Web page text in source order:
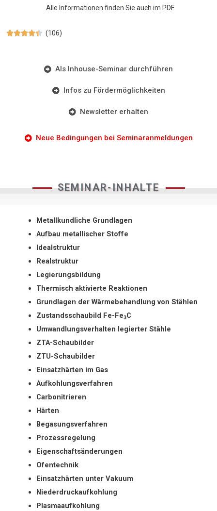
Alle Informationen finden Sie auch im PDF.
 (106)
Als Inhouse-Seminar durchführen
Infos zu Fördermöglichkeiten
Newsletter erhalten
Neue Bedingungen bei Seminaranmeldungen
SEMINAR-INHALTE
Metallkundliche Grundlagen
Aufbau metallischer Stoffe
Idealstruktur
Realstruktur
Legierungsbildung
Thermisch aktivierte Reaktionen
Grundlagen der Wärmebehandlung von Stählen
Zustandsschaubild Fe-Fe3C
Umwandlungsverhalten legierter Stähle
ZTA-Schaubilder
ZTU-Schaubilder
Einsatzhärten im Gas
Aufkohlungsverfahren
Carbonitrieren
Härten
Begasungsverfahren
Prozessregelung
Eigenschaftsänderungen
Ofentechnik
Einsatzhärten unter Vakuum
Niederdruckaufkohlung
Plasmaaufkohlung